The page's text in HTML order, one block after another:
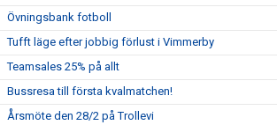
Övningsbank fotboll
Tufft läge efter jobbig förlust i Vimmerby
Teamsales 25% på allt
Bussresa till första kvalmatchen!
Årsmöte den 28/2 på Trollevi